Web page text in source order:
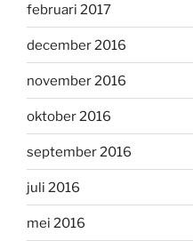
februari 2017
december 2016
november 2016
oktober 2016
september 2016
juli 2016
mei 2016